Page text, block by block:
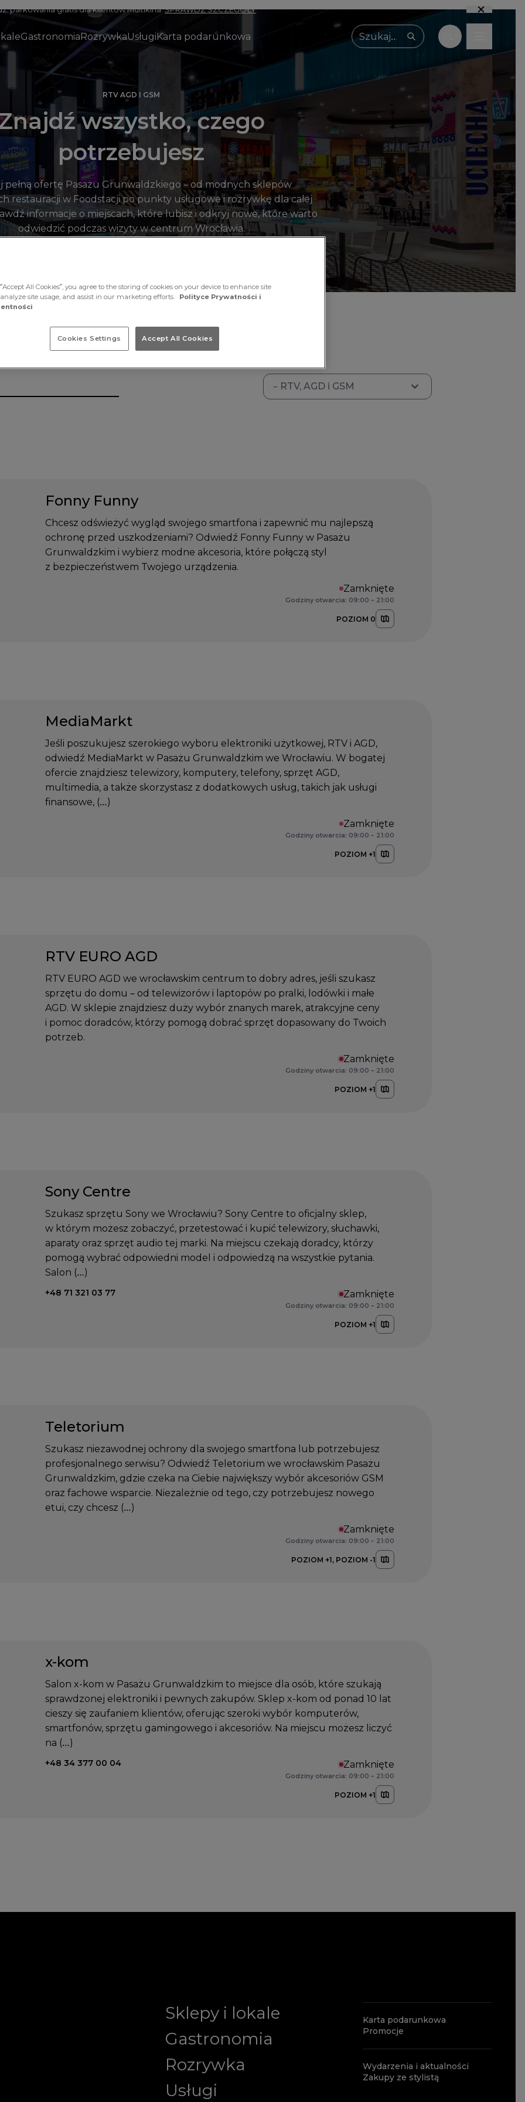
parkowania gratis dla klientów Multikina.SPRAWDŹ SZCZEGÓŁY
GastronomiaRozrywkaUsługiKarta podarunkowa
Wpisz, czego szukasz
RTV AGD I GSM
wszystko, czego
potrzebujesz
pełną ofertę Pasażu Grunwaldzkiego – od modnych sklepów
restauracji w Foodstacji po punkty usługowe i rozrywkę dla całej
informacje o miejscach, które lubisz i odkryj nowe, które warto
odwiedzić podczas wizyty w centrum Wrocławia.
– RTV, AGD i GSM
Fonny Funny
Chcesz odświeżyć wygląd swojego smartfona i zapewnić mu najlepszą
ochronę przed uszkodzeniami? Odwiedź Fonny Funny w Pasażu
Grunwaldzkim i wybierz modne akcesoria, które połączą styl
z bezpieczeństwem Twojego urządzenia.
Zamknięte
Godziny otwarcia: 09:00 – 21:00
POZIOM 0
MediaMarkt
Jeśli poszukujesz szerokiego wyboru elektroniki użytkowej, RTV i AGD,
odwiedź MediaMarkt w Pasażu Grunwaldzkim we Wrocławiu. W bogatej
ofercie znajdziesz telewizory, komputery, telefony, sprzęt AGD,
multimedia, a także skorzystasz z dodatkowych usług, takich jak usługi
finansowe, (…)
Zamknięte
Godziny otwarcia: 09:00 – 21:00
POZIOM +1
RTV EURO AGD
RTV EURO AGD we wrocławskim centrum to dobry adres, jeśli szukasz
sprzętu do domu – od telewizorów i laptopów po pralki, lodówki i małe
AGD. W sklepie znajdziesz duży wybór znanych marek, atrakcyjne ceny
i pomoc doradców, którzy pomogą dobrać sprzęt dopasowany do Twoich
potrzeb.
Zamknięte
Godziny otwarcia: 09:00 – 21:00
POZIOM +1
Sony Centre
Szukasz sprzętu Sony we Wrocławiu? Sony Centre to oficjalny sklep,
w którym możesz zobaczyć, przetestować i kupić telewizory, słuchawki,
aparaty oraz sprzęt audio tej marki. Na miejscu czekają doradcy, którzy
pomogą wybrać odpowiedni model i odpowiedzą na wszystkie pytania.
Salon (…)
Telefon kontaktowy:
+48 71 321 03 77 Zamknięte
Godziny otwarcia: 09:00 – 21:00
POZIOM +1
Teletorium
Szukasz niezawodnej ochrony dla swojego smartfona lub potrzebujesz
profesjonalnego serwisu? Odwiedź Teletorium we wrocławskim Pasażu
Grunwaldzkim, gdzie czeka na Ciebie największy wybór akcesoriów GSM
oraz fachowe wsparcie. Niezależnie od tego, czy potrzebujesz nowego
etui, czy chcesz (…)
Zamknięte
Godziny otwarcia: 09:00 – 21:00
POZIOM +1, POZIOM -1
x-kom
Salon x-kom w Pasażu Grunwaldzkim to miejsce dla osób, które szukają
sprawdzonej elektroniki i pewnych zakupów. Sklep x-kom od ponad 10 lat
cieszy się zaufaniem klientów, oferując szeroki wybór komputerów,
smartfonów, sprzętu gamingowego i akcesoriów. Na miejscu możesz liczyć
na (…)
Telefon kontaktowy:
+48 34 377 00 04 Zamknięte
Godziny otwarcia: 09:00 – 21:00
POZIOM +1
Sklepy i lokale
Gastronomia
Rozrywka
Usługi
Karta podarunkowa
Promocje
Wydarzenia i aktualności
Zakupy ze stylistą
All Cookies”, you agree to the storing of cookies on your device to enhance site
site usage, and assist in our marketing efforts.
Polityce Prywatności i
Cookies Settings Accept All Cookies